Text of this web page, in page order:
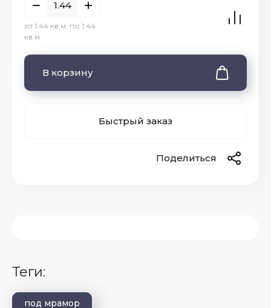
от 1.44 кв.м. по 1.44
кв.м.
В корзину
Быстрый заказ
Поделиться
теги:
под мрамор